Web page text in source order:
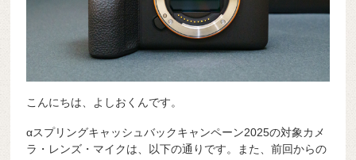
こんにちは、よしおくんです。
αスプリングキャッシュバックキャンペーン2025の対象カメ
ラ・レンズ・マイクは、以下の通りです。また、前回からの